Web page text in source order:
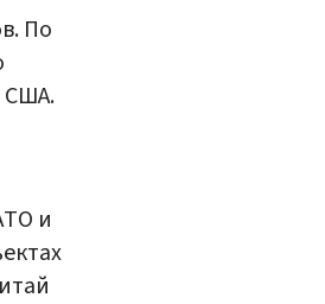
По
США.
и